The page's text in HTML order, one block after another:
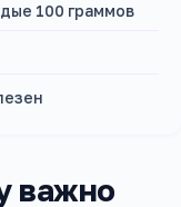
100 граммов
важно